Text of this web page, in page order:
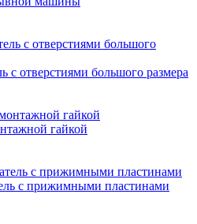
с отверстиями большого размера
гайкой
с прижимными пластинами